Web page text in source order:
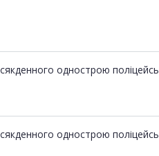
однострою
однострою